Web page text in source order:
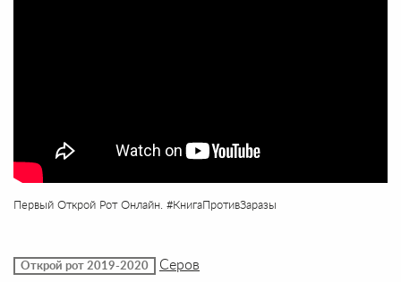
Первый Открой Рот Онлайн. #КнигаПротивЗаразы
Открой рот 2019-2020 Серов